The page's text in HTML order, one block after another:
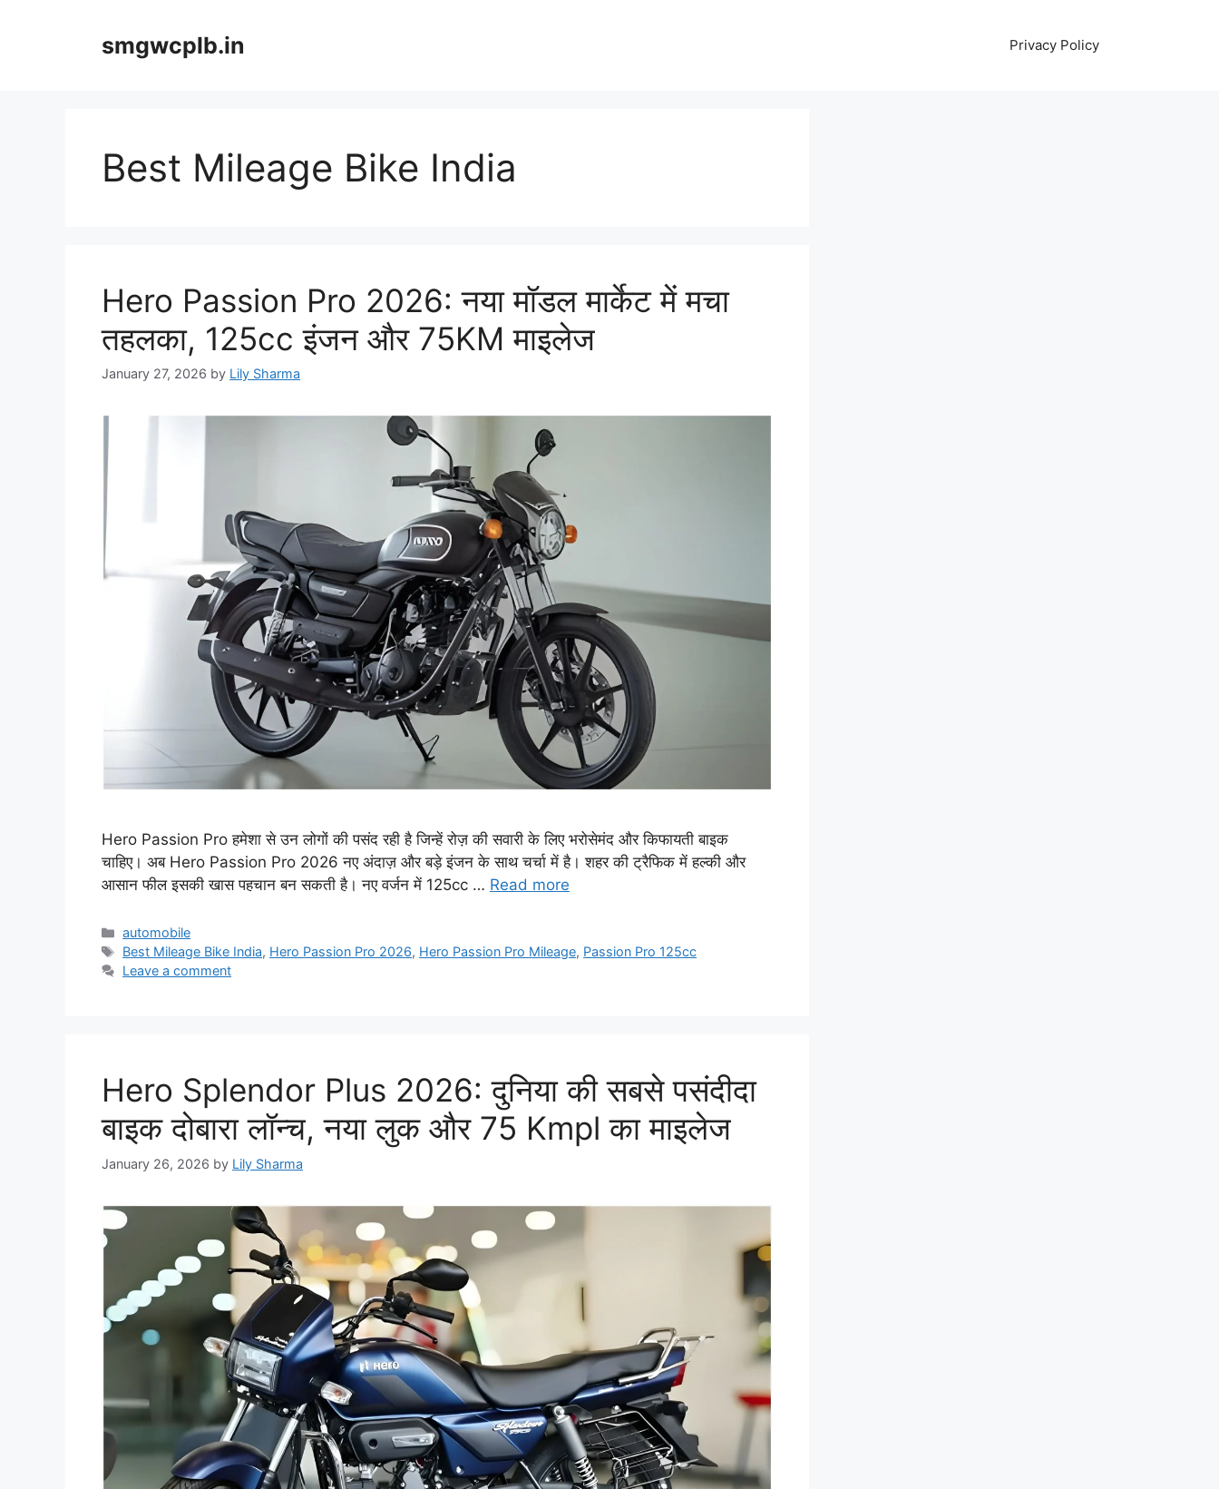
smgwcplb.in Privacy Policy
Best Mileage Bike India
Hero Passion Pro 2026: नया मॉडल मार्केट में मचा
तहलका, 125cc इंजन और 75KM माइलेज
January 27, 2026 by Lily Sharma
Hero Passion Pro हमेशा से उन लोगों की पसंद रही है जिन्हें रोज़ की सवारी के लिए भरोसेमंद और किफायती बाइक
चाहिए। अब Hero Passion Pro 2026 नए अंदाज़ और बड़े इंजन के साथ चर्चा में है। शहर की ट्रैफिक में हल्की और
आसान फील इसकी खास पहचान बन सकती है। नए वर्जन में 125cc … Read more
Categories
automobile
Tags
Best Mileage Bike India, Hero Passion Pro 2026, Hero Passion Pro Mileage, Passion Pro 125cc
Leave a comment
Hero Splendor Plus 2026: दुनिया की सबसे पसंदीदा
बाइक दोबारा लॉन्च, नया लुक और 75 Kmpl का माइलेज
January 26, 2026 by Lily Sharma